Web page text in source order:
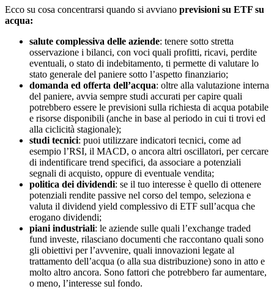
Ecco su cosa concentrarsi quando si avviano previsioni su ETF su
acqua:
salute complessiva delle aziende: tenere sotto stretta
osservazione i bilanci, con voci quali profitti, ricavi, perdite
eventuali, o stato di indebitamento, ti permette di valutare lo
stato generale del paniere sotto l’aspetto finanziario;
domanda ed offerta dell’acqua: oltre alla valutazione interna
del paniere, avvia sempre studi accurati per capire quali
potrebbero essere le previsioni sulla richiesta di acqua potabile
e risorse disponibili (anche in base al periodo in cui ti trovi ed
alla ciclicità stagionale);
studi tecnici: puoi utilizzare indicatori tecnici, come ad
esempio l’RSI, il MACD, o ancora altri oscillatori, per cercare
di indentificare trend specifici, da associare a potenziali
segnali di acquisto, oppure di eventuale vendita;
politica dei dividendi: se il tuo interesse è quello di ottenere
potenziali rendite passive nel corso del tempo, seleziona e
valuta il dividend yield complessivo di ETF sull’acqua che
erogano dividendi;
piani industriali: le aziende sulle quali l’exchange traded
fund investe, rilasciano documenti che raccontano quali sono
gli obiettivi per l’avvenire, quali innovazioni legate al
trattamento dell’acqua (o alla sua distribuzione) sono in atto e
molto altro ancora. Sono fattori che potrebbero far aumentare,
o meno, l’interesse sul fondo.